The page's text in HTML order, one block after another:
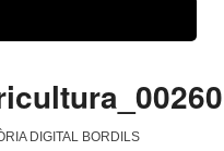
DIGITAL BORDILS